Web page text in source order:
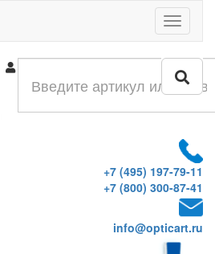
Меню
+7 (495) 197-79-11
+7 (800) 300-87-41
info@opticart.ru